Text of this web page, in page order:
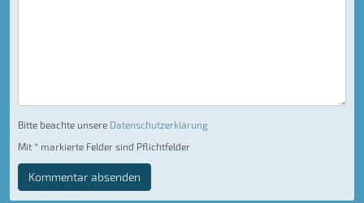
Bitte beachte unsere Datenschutzerklärung
Mit * markierte Felder sind Pflichtfelder
Kommentar absenden